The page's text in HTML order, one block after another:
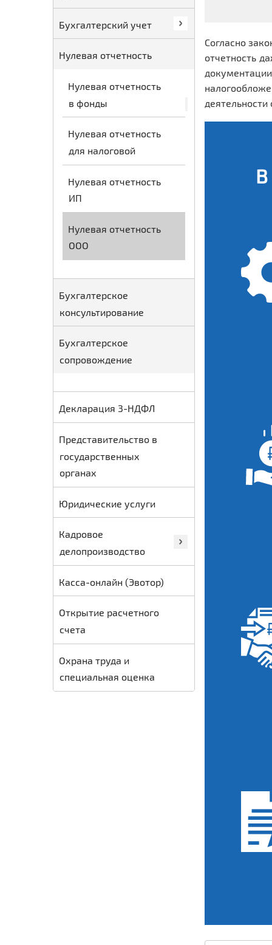
Бухгалтерский учет
Нулевая отчетность
Нулевая отчетность
в фонды
Нулевая отчетность
для налоговой
Нулевая отчетность
ИП
Нулевая отчетность
ООО
Бухгалтерское
консультирование
Бухгалтерское
сопровождение
Декларация 3-НДФЛ
Представительство в
государственных
органах
Юридические услуги
Кадровое
делопроизводство
Касса-онлайн (Эвотор)
Открытие расчетного
счета
Охрана труда и
специальная оценка
Согласно
отчетность
В